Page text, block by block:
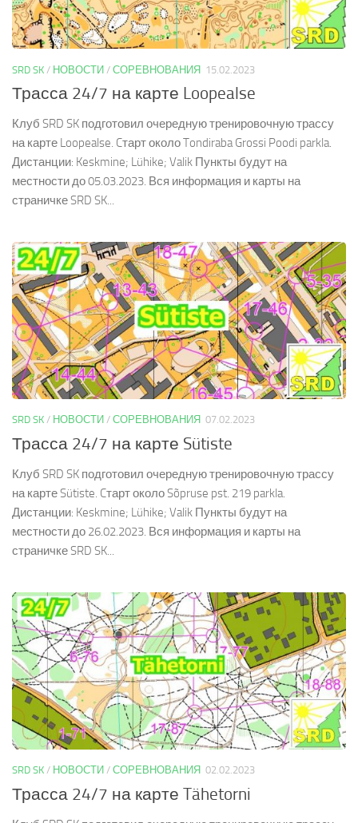
SRD SK / НОВОСТИ / СОРЕВНОВАНИЯ 15.02.2023
Трасса 24/7 на карте Loopealse
Клуб SRD SK подготовил очередную тренировочную трассу
на карте Loopealse. Cтарт около Tondiraba Grossi Poodi parkla.
Дистанции: Keskmine; Lühike; Valik Пункты будут на
местности до 05.03.2023. Вся информация и карты на
страничке SRD SK...
SRD SK / НОВОСТИ / СОРЕВНОВАНИЯ 07.02.2023
Трасса 24/7 на карте Sütiste
Клуб SRD SK подготовил очередную тренировочную трассу
на карте Sütiste. Cтарт около Sõpruse pst. 219 parkla.
Дистанции: Keskmine; Lühike; Valik Пункты будут на
местности до 26.02.2023. Вся информация и карты на
страничке SRD SK...
SRD SK / НОВОСТИ / СОРЕВНОВАНИЯ 02.02.2023
Трасса 24/7 на карте Tähetorni